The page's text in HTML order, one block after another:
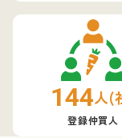
144人(
登録仲買人